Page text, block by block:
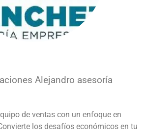
Alejandro asesoría
de ventas con un enfoque en
los desafíos económicos en tu